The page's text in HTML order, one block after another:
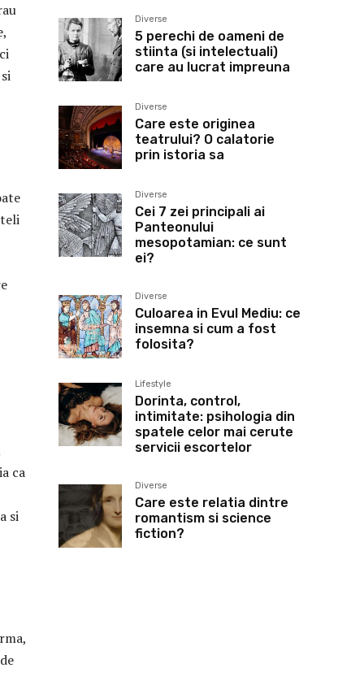
ca
si
Diverse
5 perechi de oameni de
stiinta (si intelectuali)
care au lucrat impreuna
Diverse
Care este originea
teatrului? O calatorie
prin istoria sa
Diverse
Cei 7 zei principali ai
Panteonului
mesopotamian: ce sunt
ei?
Diverse
Culoarea in Evul Mediu: ce
insemna si cum a fost
folosita?
Lifestyle
Dorinta, control,
intimitate: psihologia din
spatele celor mai cerute
servicii escortelor
Diverse
Care este relatia dintre
romantism si science
fiction?